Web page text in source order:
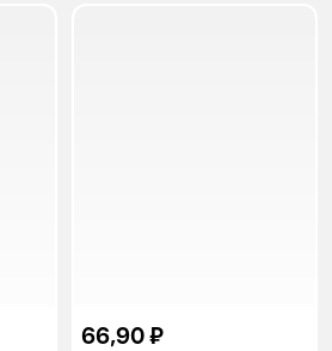
66,90 ₽